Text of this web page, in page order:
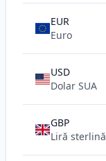
EUR
Euro
USD
Dolar SUA
GBP
Liră sterlină